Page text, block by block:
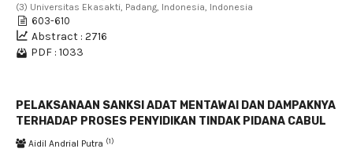
(3) Universitas Ekasakti, Padang, Indonesia, Indonesia
603-610
Abstract : 2716
PDF : 1033
PELAKSANAAN SANKSI ADAT MENTAWAI DAN DAMPAKNYA
TERHADAP PROSES PENYIDIKAN TINDAK PIDANA CABUL
Aidil Andrial Putra (1)